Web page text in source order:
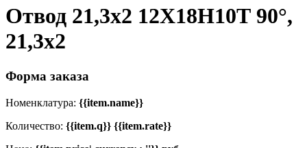
Отвод 21,3х2 12Х18Н10Т 90°,
21,3х2
Форма заказа
Номенклатура: {{item.name}}
Количество: {{item.q}} {{item.rate}}